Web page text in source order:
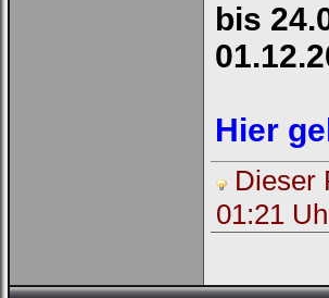
bis
Hier
Dieser
01:21